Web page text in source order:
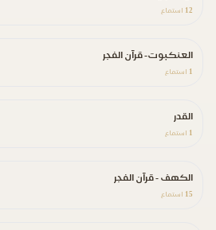
12 استماع
العنكبوت- قرآن الفجر
1 استماع
القدر
1 استماع
الكهف - قرآن الفجر
15 استماع